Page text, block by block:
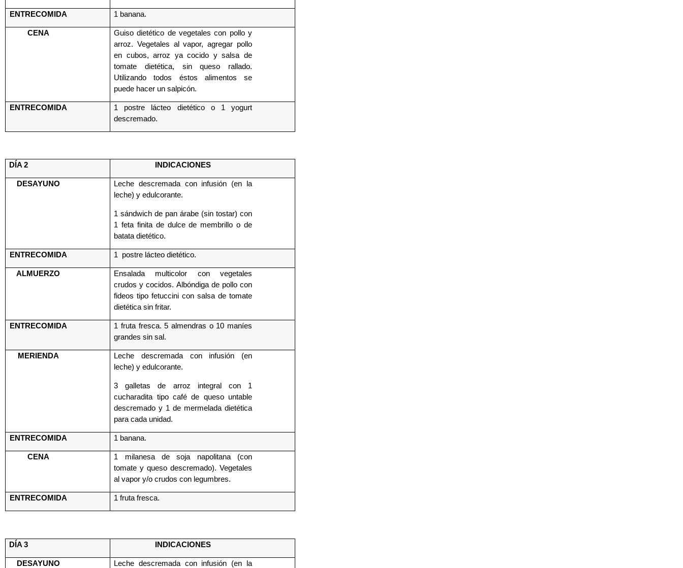
ENTRECOMIDA 1 banana.
CENA
Guiso dietético de vegetales con pollo y
arroz. Vegetales al vapor, agregar pollo
en cubos, arroz ya cocido y salsa de
tomate dietética, sin queso rallado.
Utilizando todos éstos alimentos se
puede hacer un salpicón.
ENTRECOMIDA
1 postre lácteo dietético o 1 yogurt
descremado.
DÍA 2 INDICACIONES
DESAYUNO
Leche descremada con infusión (en la
leche) y edulcorante.
1 sándwich de pan árabe (sin tostar) con
1 feta finita de dulce de membrillo o de
batata dietético.
ENTRECOMIDA 1 postre lácteo dietético.
ALMUERZO
Ensalada multicolor con vegetales
crudos y cocidos. Albóndiga de pollo con
fideos tipo fetuccini con salsa de tomate
dietética sin fritar.
ENTRECOMIDA
1 fruta fresca. 5 almendras o 10 maníes
grandes sin sal.
MERIENDA
Leche descremada con infusión (en
leche) y edulcorante.
3 galletas de arroz integral con 1
cucharadita tipo café de queso untable
descremado y 1 de mermelada dietética
para cada unidad.
ENTRECOMIDA 1 banana.
CENA
1 milanesa de soja napolitana (con
tomate y queso descremado). Vegetales
al vapor y/o crudos con legumbres.
ENTRECOMIDA 1 fruta fresca.
DÍA 3 INDICACIONES
DESAYUNO
Leche descremada con infusión (en la